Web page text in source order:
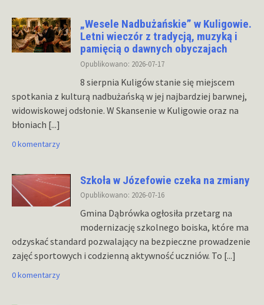
„Wesele Nadbużańskie” w Kuligowie.
Letni wieczór z tradycją, muzyką i
pamięcią o dawnych obyczajach
Opublikowano: 2026-07-17
8 sierpnia Kuligów stanie się miejscem
spotkania z kulturą nadbużańską w jej najbardziej barwnej,
widowiskowej odsłonie. W Skansenie w Kuligowie oraz na
błoniach [...]
0 komentarzy
Szkoła w Józefowie czeka na zmiany
Opublikowano: 2026-07-16
Gmina Dąbrówka ogłosiła przetarg na
modernizację szkolnego boiska, które ma
odzyskać standard pozwalający na bezpieczne prowadzenie
zajęć sportowych i codzienną aktywność uczniów. To [...]
0 komentarzy